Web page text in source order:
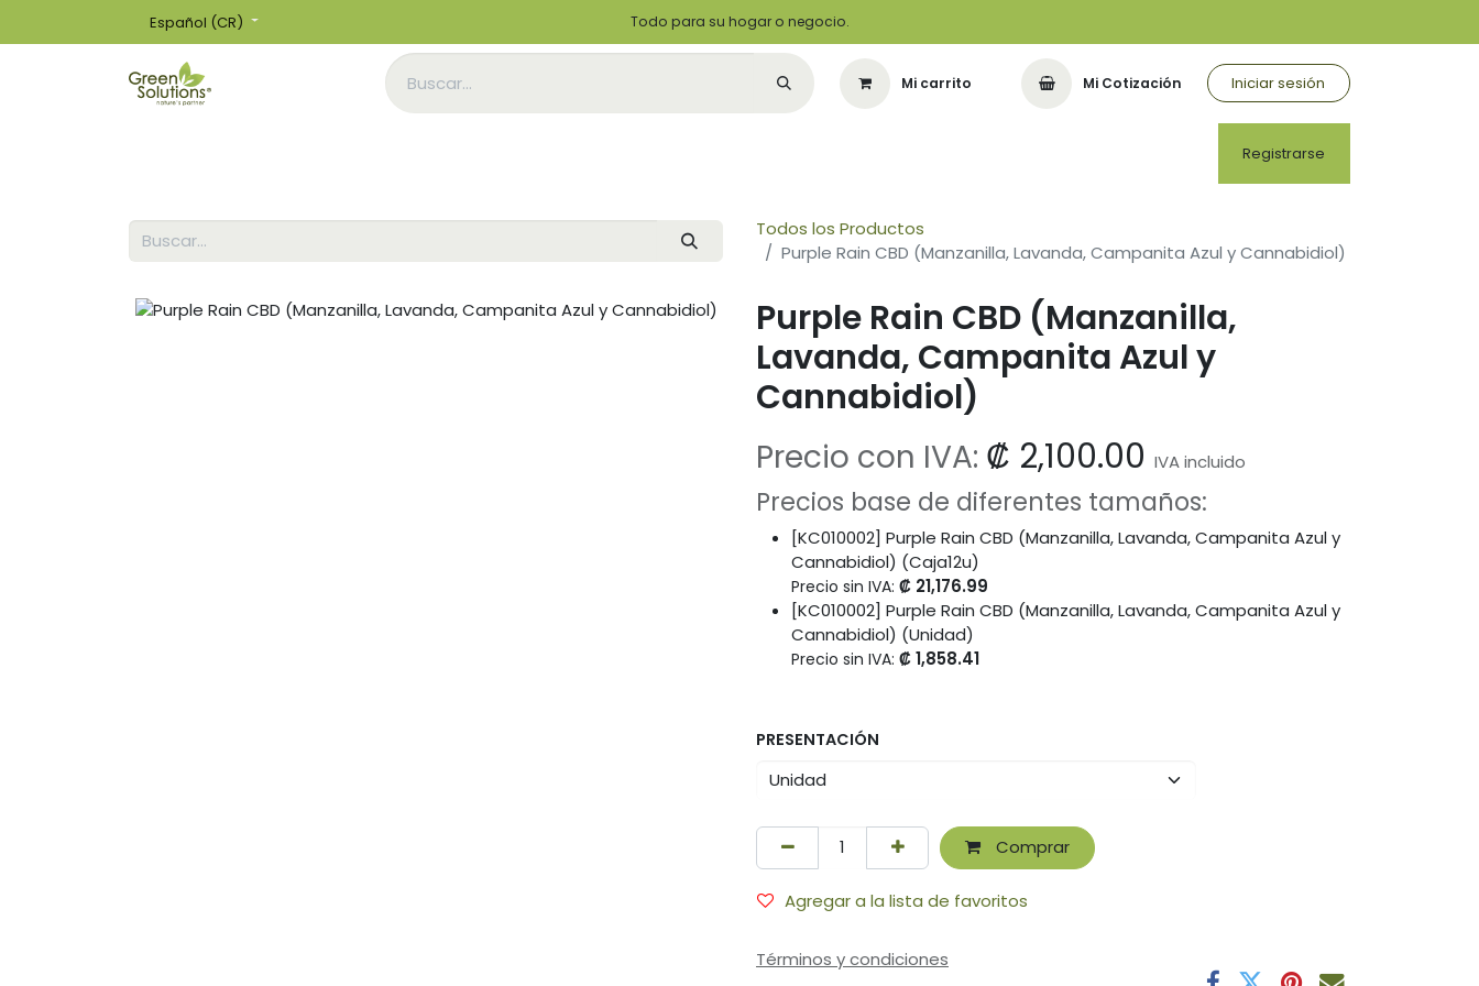
Español (CR) Todo para su hogar o negocio.
Mi carrito Mi Cotización Iniciar sesión
Registrarse
Todos los Productos
Purple Rain CBD (Manzanilla, Lavanda, Campanita Azul y Cannabidiol)
Purple Rain CBD (Manzanilla,
Lavanda, Campanita Azul y
Cannabidiol)
Precio con IVA: ₡ 2,100.00 IVA incluido
Precios base de diferentes tamaños:
[KC010002] Purple Rain CBD (Manzanilla, Lavanda, Campanita Azul y
Cannabidiol) (Caja12u)
Precio sin IVA: ₡ 21,176.99
[KC010002] Purple Rain CBD (Manzanilla, Lavanda, Campanita Azul y
Cannabidiol) (Unidad)
Precio sin IVA: ₡1,858.41
PRESENTACIÓN
Comprar
Agregar a la lista de favoritos
Términos y condiciones